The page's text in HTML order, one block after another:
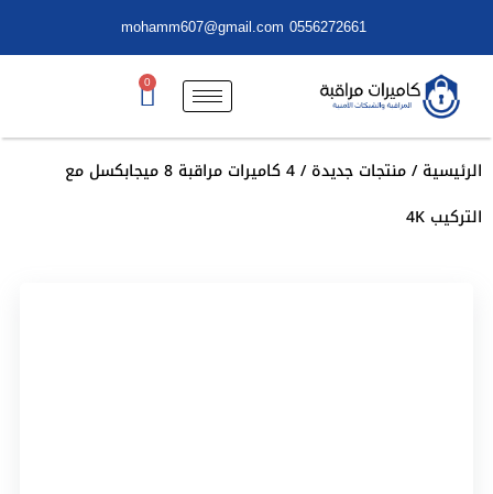
0556272661
mohamm607@gmail.com
0
الرئيسية/منتجات جديدة
/ 4 كاميرات مراقبة 8 ميجابكسل مع
التركيب 4K